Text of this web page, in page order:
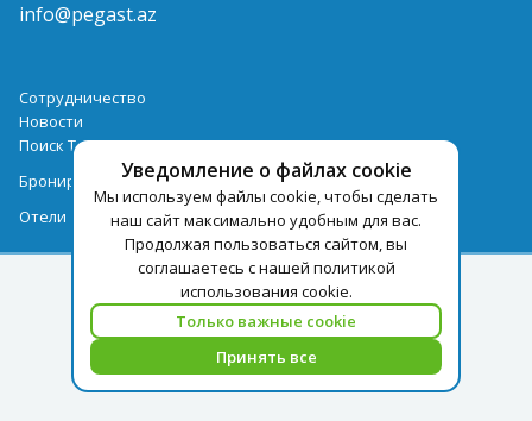
Уведомление о файлах cookie
Мы используем файлы cookie, чтобы сделать
наш сайт максимально удобным для вас.
Продолжая пользоваться сайтом, вы
соглашаетесь с нашей политикой
использования cookie.
Только важные cookie
Принять все
info@pegast.az
Сотрудничество
Новости
Поиск Тура
Бронирование Отелей
Отели